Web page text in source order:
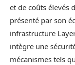
et de coûts élevés
présenté par son
infrastructure
intègre une
mécanismes tels